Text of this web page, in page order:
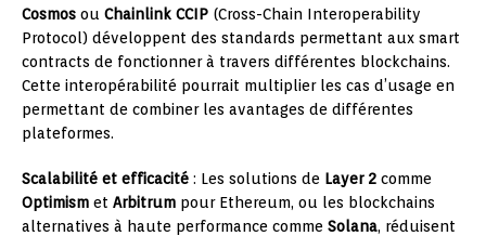
Cosmos ou Chainlink CCIP (Cross-Chain Interoperability
Protocol) développent des standards permettant aux smart
contracts de fonctionner à travers différentes blockchains.
Cette interopérabilité pourrait multiplier les cas d’usage en
permettant de combiner les avantages de différentes
plateformes.
Scalabilité et efficacité : Les solutions de Layer 2 comme
Optimism et Arbitrum pour Ethereum, ou les blockchains
alternatives à haute performance comme Solana, réduisent